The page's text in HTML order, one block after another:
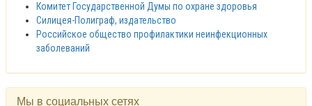
Комитет Государственной Думы по охране здоровья
Силицея-Полиграф, издательство
Российское общество профилактики неинфекционных
заболеваний
Мы в социальных сетях